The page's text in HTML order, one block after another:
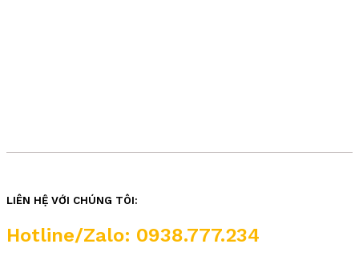
LIÊN HỆ VỚI CHÚNG TÔI:
Hotline/Zalo: 0938.777.234